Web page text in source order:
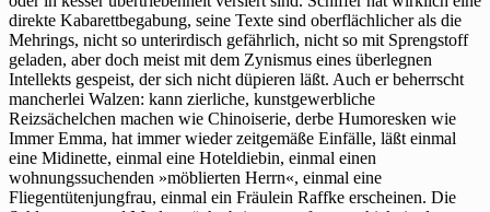
direkte Kabarettbegabung, seine Texte sind oberflächlicher als die
Mehrings, nicht so unterirdisch gefährlich, nicht so mit Sprengstoff
geladen, aber doch meist mit dem Zynismus eines überlegnen
Intellekts gespeist, der sich nicht düpieren läßt. Auch er beherrscht
mancherlei Walzen: kann zierliche, kunstgewerbliche
Reizsächelchen machen wie Chinoiserie, derbe Humoresken wie
Immer Emma, hat immer wieder zeitgemäße Einfälle, läßt einmal
eine Midinette, einmal eine Hoteldiebin, einmal einen
wohnungssuchenden »möblierten Herrn«, einmal eine
Fliegentütenjungfrau, einmal ein Fräulein Raffke erscheinen. Die